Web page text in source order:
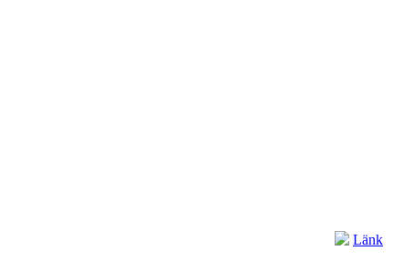
Länk